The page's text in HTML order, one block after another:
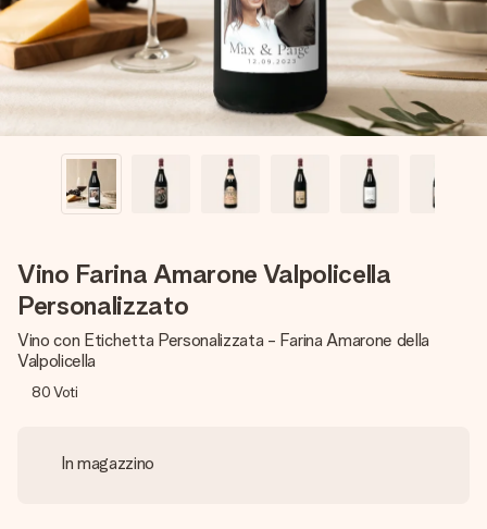
Vino Farina Amarone Valpolicella
Personalizzato
Vino con Etichetta Personalizzata - Farina Amarone della
Valpolicella
80Voti
In magazzino